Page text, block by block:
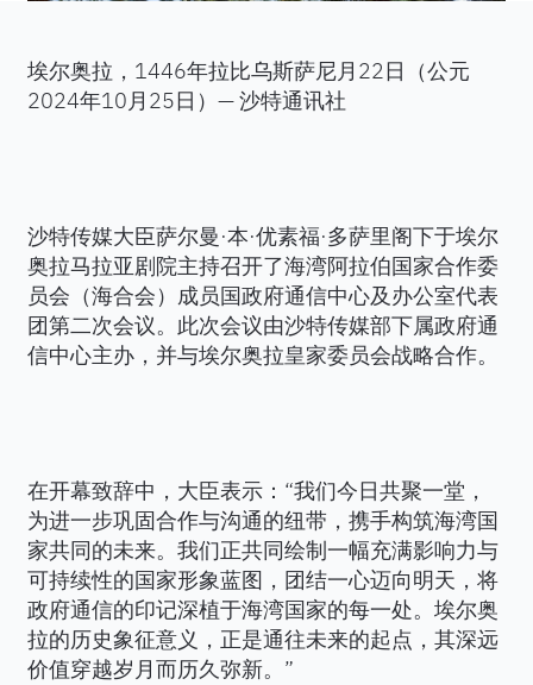
埃尔奥拉，1446年拉比乌斯萨尼月22日（公元
2024年10月25日）— 沙特通讯社
沙特传媒大臣萨尔曼·本·优素福·多萨里阁下于埃尔
奥拉马拉亚剧院主持召开了海湾阿拉伯国家合作委
员会（海合会）成员国政府通信中心及办公室代表
团第二次会议。此次会议由沙特传媒部下属政府通
信中心主办，并与埃尔奥拉皇家委员会战略合作。
在开幕致辞中，大臣表示：“我们今日共聚一堂，
为进一步巩固合作与沟通的纽带，携手构筑海湾国
家共同的未来。我们正共同绘制一幅充满影响力与
可持续性的国家形象蓝图，团结一心迈向明天，将
政府通信的印记深植于海湾国家的每一处。埃尔奥
拉的历史象征意义，正是通往未来的起点，其深远
价值穿越岁月而历久弥新。”